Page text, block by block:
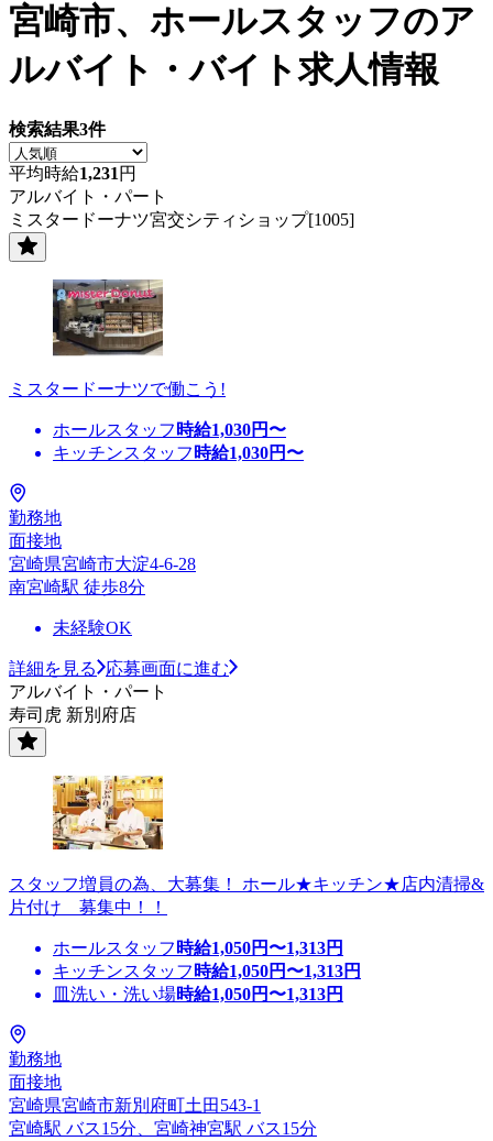
宮崎市、ホールスタッフのア
ルバイト・バイト求人情報
検索結果3件
平均時給1,231 円
アルバイト・パート
ミスタードーナツ宮交シティショップ[1005]
ミスタードーナツで働こう!
ホールスタッフ 時給1,030円〜
キッチンスタッフ 時給1,030円〜
勤務地
面接地
宮崎県宮崎市大淀4-6-28
南宮崎駅 徒歩8分
未経験OK
詳細を見る
応募画面に進む
アルバイト・パート
寿司虎 新別府店
スタッフ増員の為、大募集！ ホール★キッチン★店内清掃&
片付け 募集中！！
ホールスタッフ 時給1,050円〜1,313円
キッチンスタッフ 時給1,050円〜1,313円
皿洗い・洗い場時給1,050円〜1,313円
勤務地
面接地
宮崎県宮崎市新別府町土田543-1
宮崎駅 バス15分、宮崎神宮駅 バス15分